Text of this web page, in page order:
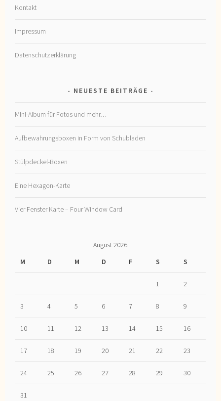
Kontakt
Impressum
Datenschutzerklärung
NEUESTE BEITRÄGE
Mini-Album für Fotos und mehr…
Aufbewahrungsboxen in Form von Schubladen
Stülpdeckel-Boxen
Eine Hexagon-Karte
Vier Fenster Karte – Four Window Card
August 2026
M
D M D F S S
1 2
3 4 5 6 7 8 9
10 11 12 13 14 15 16
17 18 19 20 21 22 23
24 25 26 27 28 29 30
31